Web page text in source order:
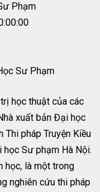
Phạm
Sư Phạm
học thuật của các
xuất bản Đại học
pháp Truyện Kiều
Sư phạm Hà Nội.
học, là một trong
nghiên cứu thi pháp